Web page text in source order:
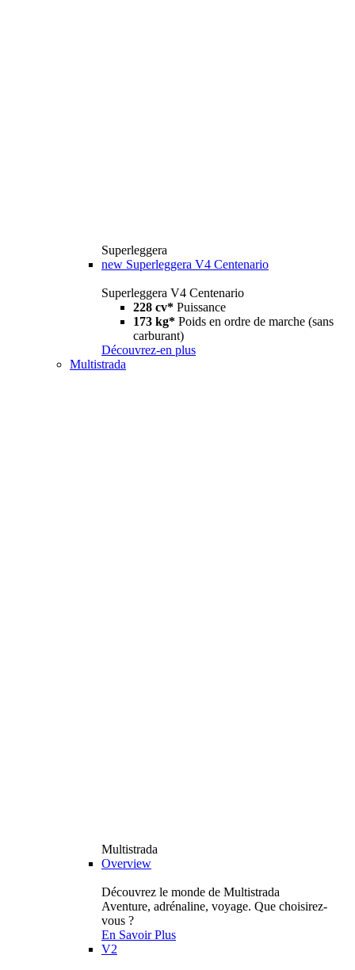
Superleggera
new Superleggera V4 Centenario
Superleggera V4 Centenario
228 cv* Puissance
173 kg* Poids en ordre de marche (sans
carburant)
Découvrez-en plus
Multistrada
Multistrada
Overview
Découvrez le monde de Multistrada
Aventure, adrénaline, voyage. Que choisirez-
vous ?
En Savoir Plus
V2